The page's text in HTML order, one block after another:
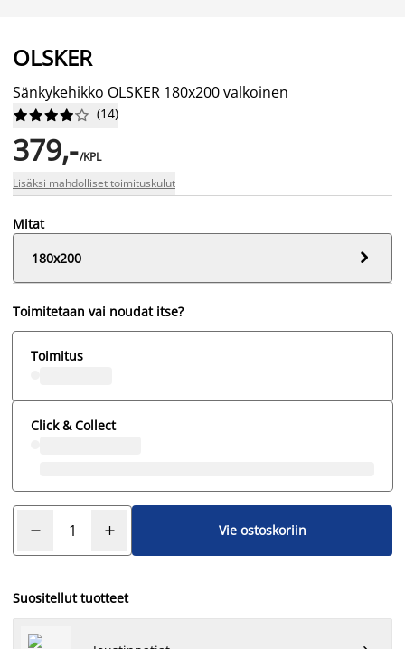
OLSKER
Sänkykehikko OLSKER 180x200 valkoinen





 (14)
379,-/KPL
Lisäksi mahdolliset toimituskulut
Mitat
180x200

Toimitetaan vai noudat itse?
Toimitus
Click & Collect
Vie ostoskoriin
Suositellut tuotteet